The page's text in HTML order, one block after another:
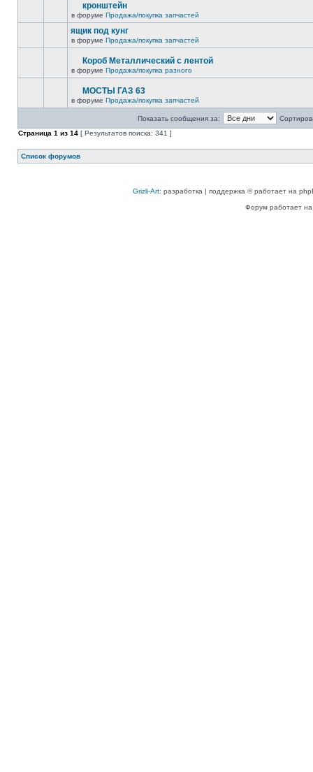
кронштейн
в форуме Продажа/покупка запчастей
ящик под кунг
в форуме Продажа/покупка запчастей
Короб Металлический с лентой
в форуме Продажа/покупка разного
МОСТЫ ГАЗ 63
в форуме Продажа/покупка запчастей
Показать сообщения за:
Страница 1 из 14 [ Результатов поиска: 341 ]
Список форумов
Grizli-Art: разработка | поддержка © работает на
Форум работает